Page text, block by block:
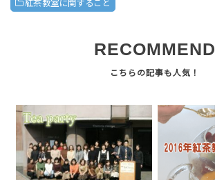
紅茶教室に関すること
RECOMMEND